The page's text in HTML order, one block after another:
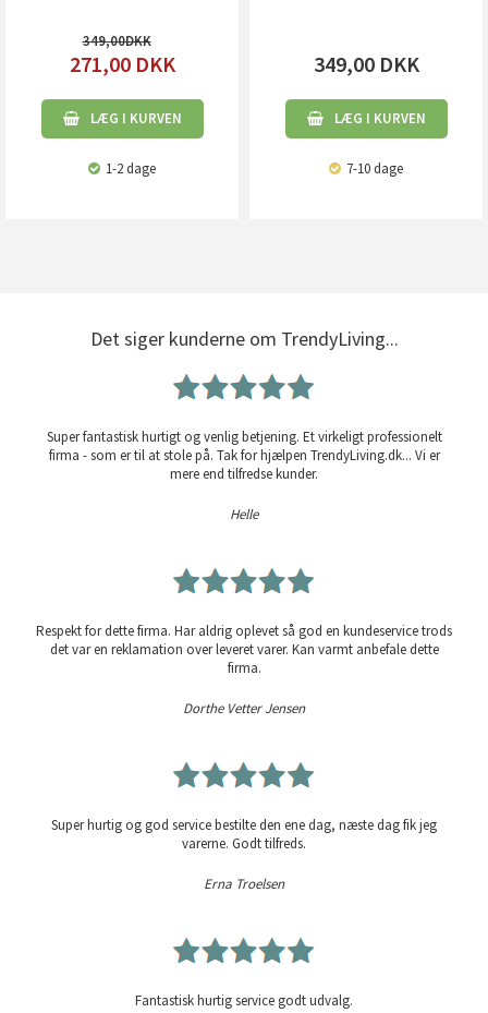
349,00
271,00 DKK
LÆG I KURVEN
1-2 dage
349,00 DKK
LÆG I KURVEN
7-10 dage
Det siger kunderne om TrendyLiving...
Super fantastisk hurtigt og venlig betjening. Et virkeligt professionelt
firma - som er til at stole på. Tak for hjælpen TrendyLiving.dk... Vi er
mere end tilfredse kunder.
Helle
Respekt for dette firma. Har aldrig oplevet så god en kundeservice trods
det var en reklamation over leveret varer. Kan varmt anbefale dette
firma.
Dorthe Vetter Jensen
Super hurtig og god service bestilte den ene dag, næste dag fik jeg
varerne. Godt tilfreds.
Erna Troelsen
Fantastisk hurtig service godt udvalg.